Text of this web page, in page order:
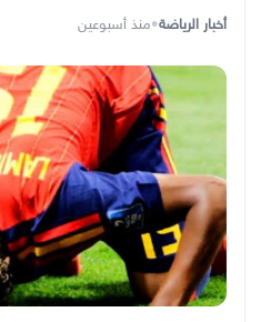
أخبار الرياضة•منذ أسبوعين